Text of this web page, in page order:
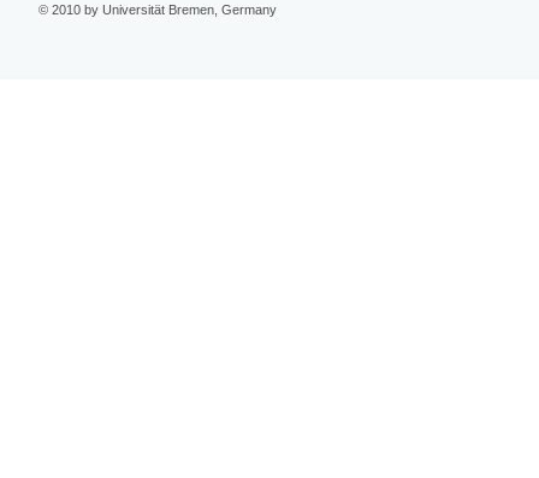
© 2010 by Universität Bremen, Germany